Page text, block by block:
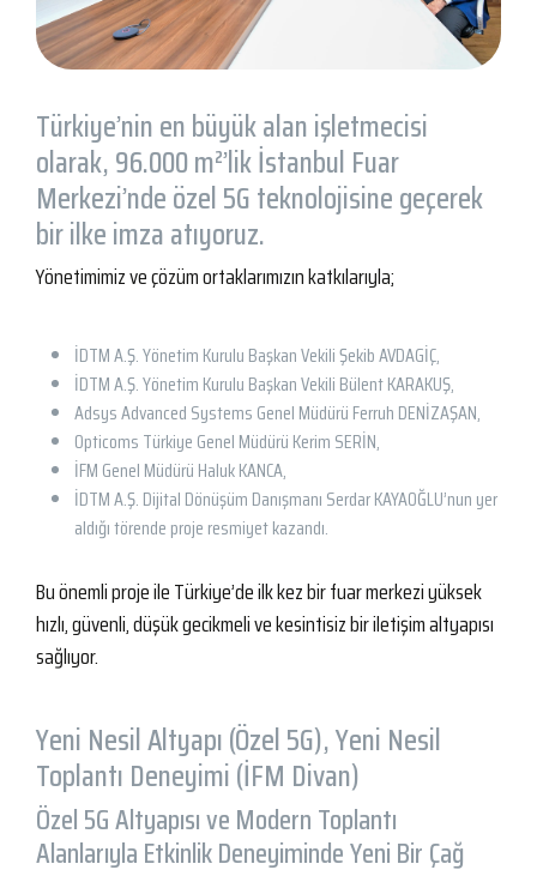
Türkiye’nin en büyük alan işletmecisi
olarak, 96.000 m²’lik İstanbul Fuar
Merkezi’nde özel 5G teknolojisine geçerek
bir ilke imza atıyoruz.
Yönetimimiz ve çözüm ortaklarımızın katkılarıyla;
İDTM A.Ş. Yönetim Kurulu Başkan Vekili Şekib AVDAGİÇ,
İDTM A.Ş. Yönetim Kurulu Başkan Vekili Bülent KARAKUŞ,
Adsys Advanced Systems Genel Müdürü Ferruh DENİZAŞAN,
Opticoms Türkiye Genel Müdürü Kerim SERİN,
İFM Genel Müdürü Haluk KANCA,
İDTM A.Ş. Dijital Dönüşüm Danışmanı Serdar KAYAOĞLU’nun yer
aldığı törende proje resmiyet kazandı.
Bu önemli proje ile Türkiye’de ilk kez bir fuar merkezi yüksek
hızlı, güvenli, düşük gecikmeli ve kesintisiz bir iletişim altyapısı
sağlıyor.
Yeni Nesil Altyapı (Özel 5G), Yeni Nesil
Toplantı Deneyimi (İFM Divan)
Özel 5G Altyapısı ve Modern Toplantı
Alanlarıyla Etkinlik Deneyiminde Yeni Bir Çağ